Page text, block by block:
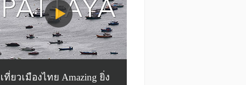
เที่ยวเมืองไทย Amazing ยิ่ง